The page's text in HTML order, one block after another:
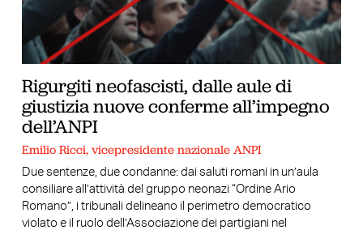
Rigurgiti neofascisti, dalle aule di
giustizia nuove conferme all’impegno
dell’ANPI
Emilio Ricci, vicepresidente nazionale ANPI
Due sentenze, due condanne: dai saluti romani in un’aula
consiliare all’attività del gruppo neonazi “Ordine Ario
Romano”, i tribunali delineano il perimetro democratico
violato e il ruolo dell’Associazione dei partigiani nel